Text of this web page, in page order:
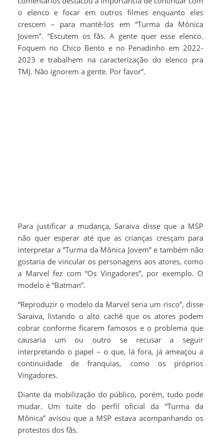
o elenco e focar em outros filmes enquanto eles
crescem – para mantê-los em “Turma da Mônica
Jovem”. “Escutem os fãs. A gente quer esse elenco.
Foquem no Chico Bento e no Penadinho em 2022-
2023 e trabalhem na caracterização do elenco pra
TMJ. Não ignorem a gente. Por favor”.
Para justificar a mudança, Saraiva disse que a MSP
não quer esperar até que as crianças cresçam para
interpretar a “Turma da Mônica Jovem” e também não
gostaria de vincular os personagens aos atores, como
a Marvel fez com “Os Vingadores”, por exemplo. O
modelo é “Batman”.
“Reproduzir o modelo da Marvel seria um risco”, disse
Saraiva, listando o alto cachê que os atores podem
cobrar conforme ficarem famosos e o problema que
causaria um ou outro se recusar a seguir
interpretando o papel – o que, lá fora, já ameaçou a
continuidade de franquias, como os próprios
Vingadores.
Diante da mobilização do público, porém, tudo pode
mudar. Um tuite do perfil oficial da “Turma da
Mônica” avisou que a MSP estava acompanhando os
protestos dos fãs.